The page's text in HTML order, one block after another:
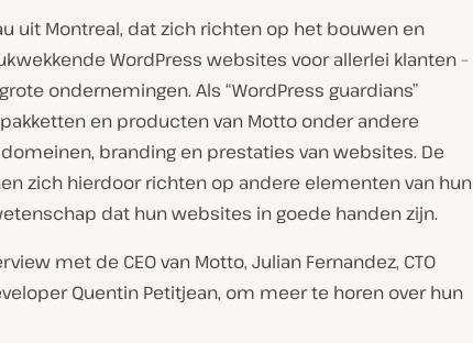
uit Montreal, dat zich richten op het bouwen en
WordPress websites voor allerlei klanten –
ondernemingen. Als “WordPress guardians”
en producten van Motto onder andere
branding en prestaties van websites. De
zich hierdoor richten op andere elementen van hun
dat hun websites in goede handen zijn.
met de CEO van Motto, Julian Fernandez, CTO
Quentin Petitjean, om meer te horen over hun